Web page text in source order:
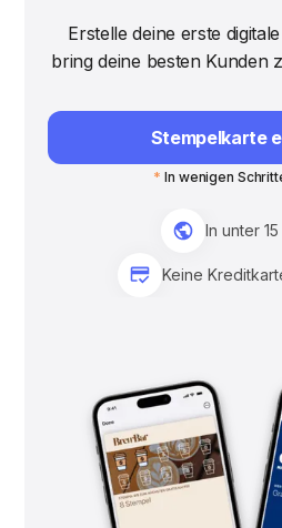
Erstelle deine erste
bring deine besten Kunden
Stempelkarte
*In wenigen
In unter
Keine